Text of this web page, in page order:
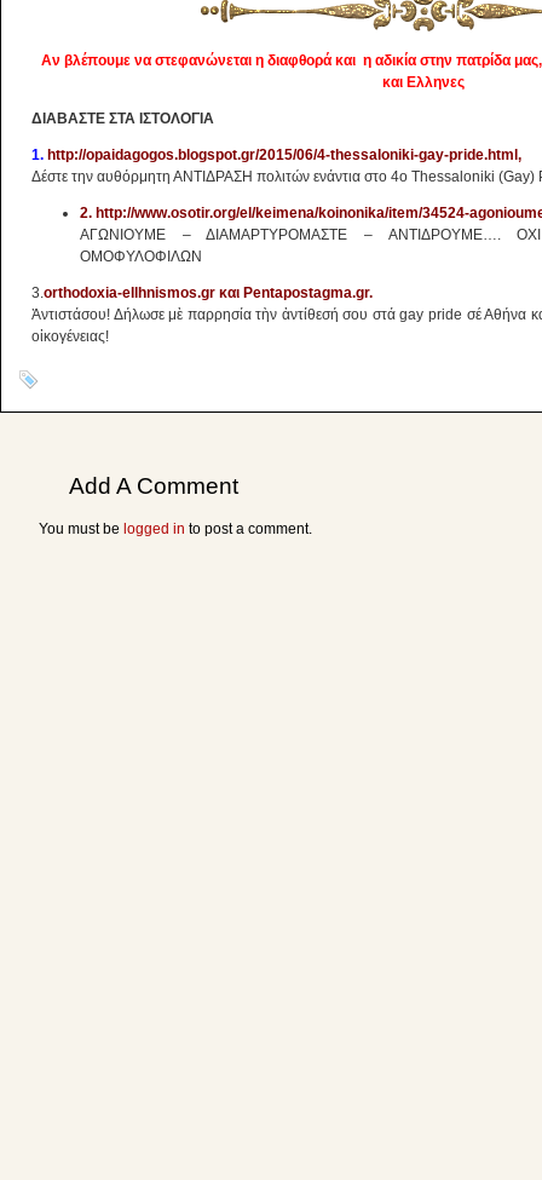
Αν βλέπουμε να στεφανώνεται η διαφθορά και η αδικία στην πατρίδα μας,
και Ελληνες
ΔΙΑΒΑΣΤΕ ΣΤΑ ΙΣΤΟΛΟΓΙΑ
1. http://opaidagogos.blogspot.gr/2015/06/4-thessaloniki-gay-pride.html,
Δέστε την αυθόρμητη ΑΝΤΙΔΡΑΣΗ πολιτών ενάντια στο 4ο Thessaloniki (Gay)
2. http://www.osotir.org/el/keimena/koinonika/item/34524-
ΑΓΩΝΙΟΥΜΕ – ΔΙΑΜΑΡΤΥΡΟΜΑΣΤΕ – ΑΝΤΙΔΡΟΥΜΕ….
ΟΜΟΦΥΛΟΦΙΛΩΝ
3.orthodoxia-ellhnismos.gr και Pentapostagma.gr.
Ἀντιστάσου! Δήλωσε μὲ παρρησία τὴν ἀντίθεσή σου στά gay pride σέ Αθήνα
οἰκoγένειας!
Add A Comment
You must be logged in to post a comment.